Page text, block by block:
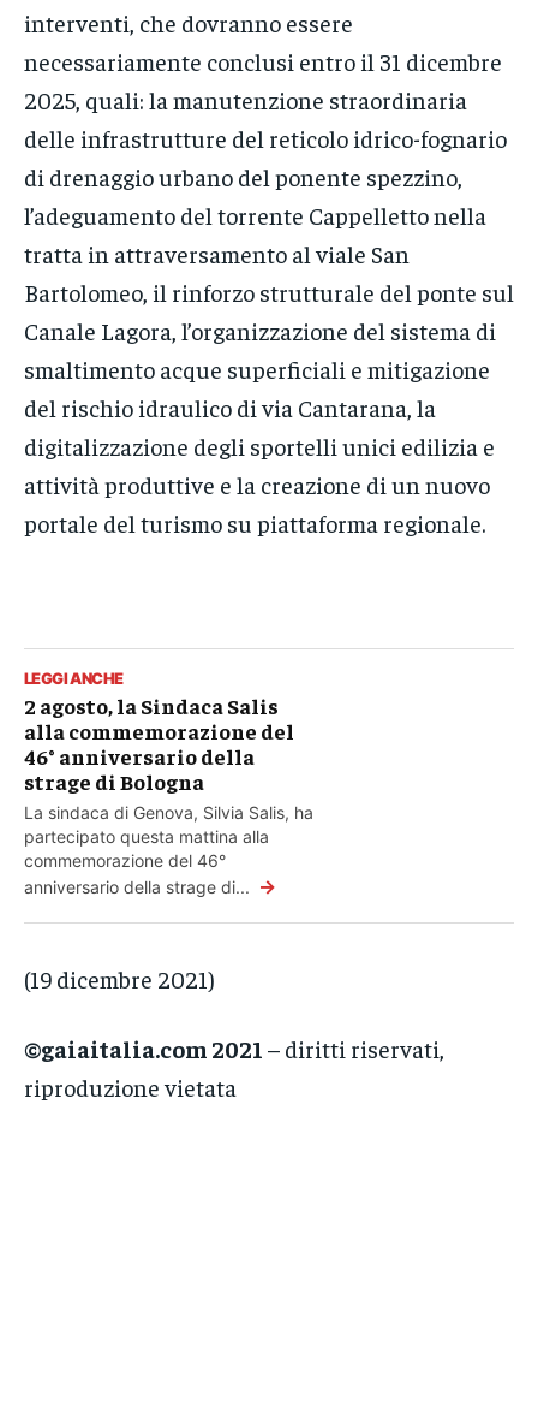
interventi, che dovranno essere
necessariamente conclusi entro il 31 dicembre
2025, quali: la manutenzione straordinaria
delle infrastrutture del reticolo idrico-fognario
di drenaggio urbano del ponente spezzino,
l’adeguamento del torrente Cappelletto nella
tratta in attraversamento al viale San
Bartolomeo, il rinforzo strutturale del ponte sul
Canale Lagora, l’organizzazione del sistema di
smaltimento acque superficiali e mitigazione
del rischio idraulico di via Cantarana, la
digitalizzazione degli sportelli unici edilizia e
attività produttive e la creazione di un nuovo
portale del turismo su piattaforma regionale.
LEGGI ANCHE
2 agosto, la Sindaca Salis
alla commemorazione del
46° anniversario della
strage di Bologna
La sindaca di Genova, Silvia Salis, ha
partecipato questa mattina alla
commemorazione del 46°
anniversario della strage di... →
(19 dicembre 2021)
©gaiaitalia.com 2021 – diritti riservati,
riproduzione vietata